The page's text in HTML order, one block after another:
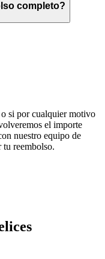
completo?
o si por cualquier motivo
el importe
nuestro equipo de
tu reembolso.